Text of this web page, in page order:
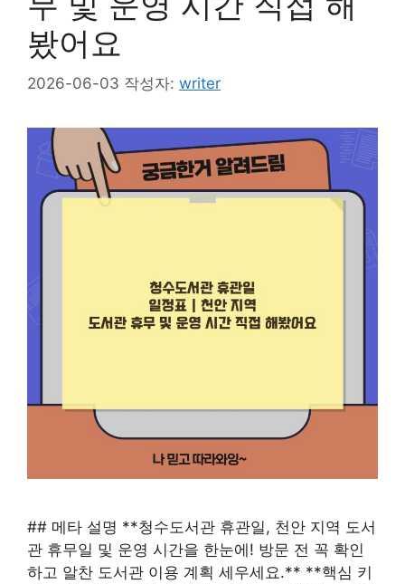
봤어요
2026-06-03 작성자: writer
## 메타 설명 **청수도서관 휴관일, 천안 지역 도서
관 휴무일 및 운영 시간을 한눈에! 방문 전 꼭 확인
하고 알찬 도서관 이용 계획 세우세요.** **핵심 키